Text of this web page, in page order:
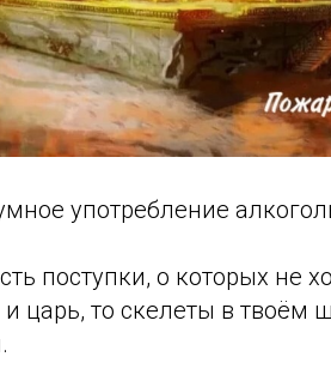
употребление
поступки, о которых не
царь, то скелеты в твоём